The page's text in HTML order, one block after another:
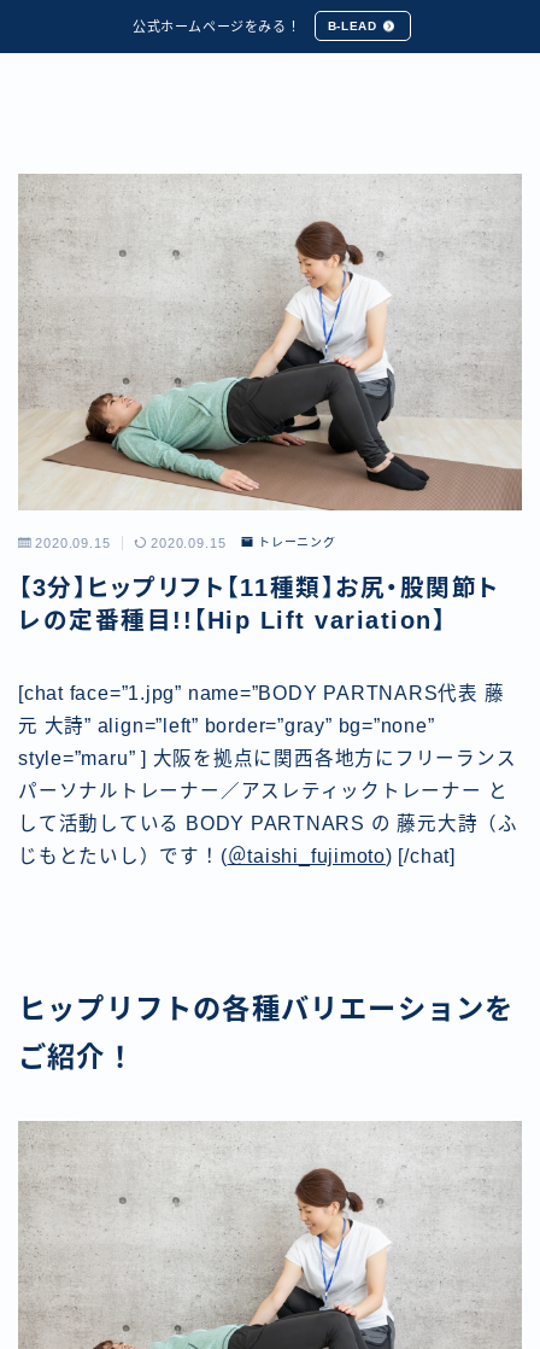
公式ホームページをみる！ B-LEAD
2020.09.15 2020.09.15 トレーニング
【3分】ヒップリフト【11種類】お尻・股関節ト
レの定番種目!!【Hip Lift variation】
[chat face=”1.jpg” name=”BODY PARTNARS代表 藤
元 大詩” align=”left” border=”gray” bg=”none”
style=”maru” ] 大阪を拠点に関西各地方にフリーランス
パーソナルトレーナー／アスレティックトレーナー と
して活動している BODY PARTNARS の 藤元大詩（ふ
じもとたいし）です！(＠taishi_fujimoto) [/chat]
ヒップリフトの各種バリエーションを
ご紹介！